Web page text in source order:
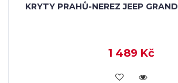
KRYTY PRAHŮ-NEREZ JEEP
1 489 Kč
KOUPIT